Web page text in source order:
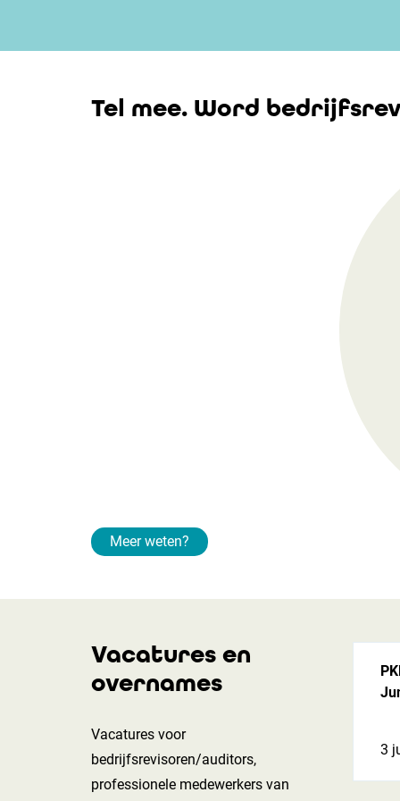
Tel mee. Word
Meer weten?
Vacatures en
overnames
Vacatures voor
bedrijfsrevisoren/auditors,
professionele medewerkers van
3